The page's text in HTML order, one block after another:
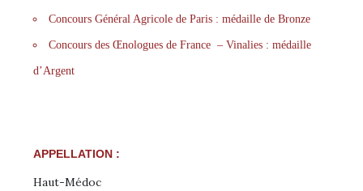
Concours Général Agricole de Paris : médaille de Bronze
Concours des Œnologues de France – Vinalies : médaille
d’Argent
APPELLATION :
Haut-Médoc